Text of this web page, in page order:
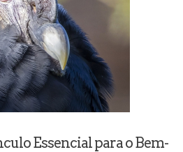
Essencial para o Bem-